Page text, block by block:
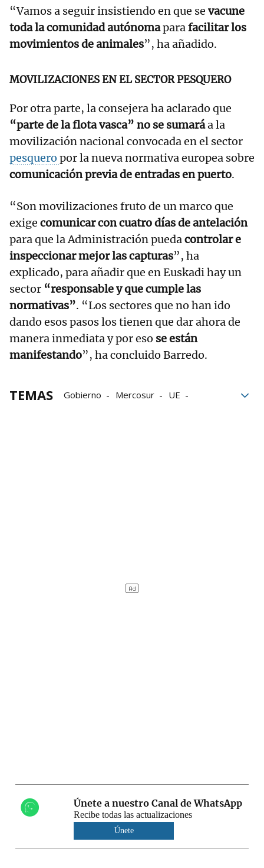
“Vamos a seguir insistiendo en que se vacune
toda la comunidad autónomaparafacilitar los
movimientos de animales”, ha añadido.
MOVILIZACIONES EN EL SECTOR PESQUERO
Por otra parte, la consejera ha aclarado que
“parte de la flota vasca” no se sumaráa la
movilización nacional convocada en el sector
pesquero por la nueva normativa europea sobre
comunicación previa de entradas en puerto.
“Son movilizaciones fruto de un marco que
exige comunicar con cuatro días de antelación
para que la Administración puedacontrolar e
inspeccionar mejor las capturas”, ha
explicado, para añadir que en Euskadi hay un
sector “responsable y que cumple las
normativas”. “Los sectores que no han ido
dando esos pasos los tienen que dar ahora de
manera inmediata y por eso se están
manifestando”, ha concluido Barredo.
TEMAS Gobierno Mercosur
UE
Únete a nuestro Canal de WhatsApp
Recibe todas las actualizaciones
Únete